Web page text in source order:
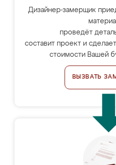
Дизайнер-замерщик
проведёт
составит проект и
стоимости Вашей
ВЫЗВАТЬ